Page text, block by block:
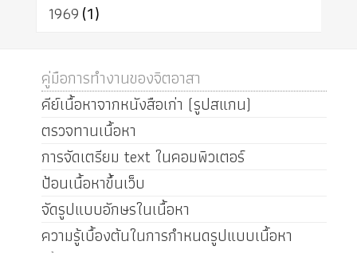
1969(1)
คู่มือการทำงานของจิตอาสา
คีย์เนื้อหาจากหนังสือเก่า (รูปสแกน)
ตรวจทานเนื้อหา
การจัดเตรียม text ในคอมพิวเตอร์
ป้อนเนื้อหาขึ้นเว็บ
จัดรูปแบบอักษรในเนื้อหา
ความรู้เบื้องต้นในการกำหนดรูปแบบเนื้อหา